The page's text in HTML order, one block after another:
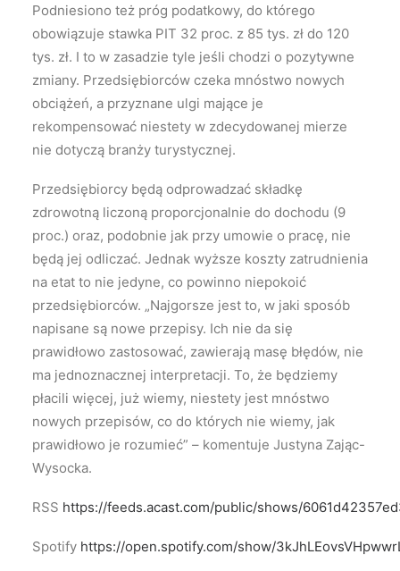
Podniesiono też próg podatkowy, do którego
obowiązuje stawka PIT 32 proc. z 85 tys. zł do 120
tys. zł. I to w zasadzie tyle jeśli chodzi o pozytywne
zmiany. Przedsiębiorców czeka mnóstwo nowych
obciążeń, a przyznane ulgi mające je
rekompensować niestety w zdecydowanej mierze
nie dotyczą branży turystycznej.
Przedsiębiorcy będą odprowadzać składkę
zdrowotną liczoną proporcjonalnie do dochodu (9
proc.) oraz, podobnie jak przy umowie o pracę, nie
będą jej odliczać. Jednak wyższe koszty zatrudnienia
na etat to nie jedyne, co powinno niepokoić
przedsiębiorców. „Najgorsze jest to, w jaki sposób
napisane są nowe przepisy. Ich nie da się
prawidłowo zastosować, zawierają masę błędów, nie
ma jednoznacznej interpretacji. To, że będziemy
płacili więcej, już wiemy, niestety jest mnóstwo
nowych przepisów, co do których nie wiemy, jak
prawidłowo je rozumieć” – komentuje Justyna Zając-
Wysocka.
RSS https://feeds.acast.com/public/shows/
Spotify https://open.spotify.com/show/